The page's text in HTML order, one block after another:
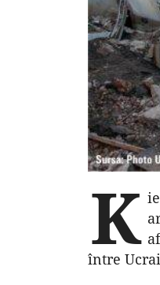
K
între